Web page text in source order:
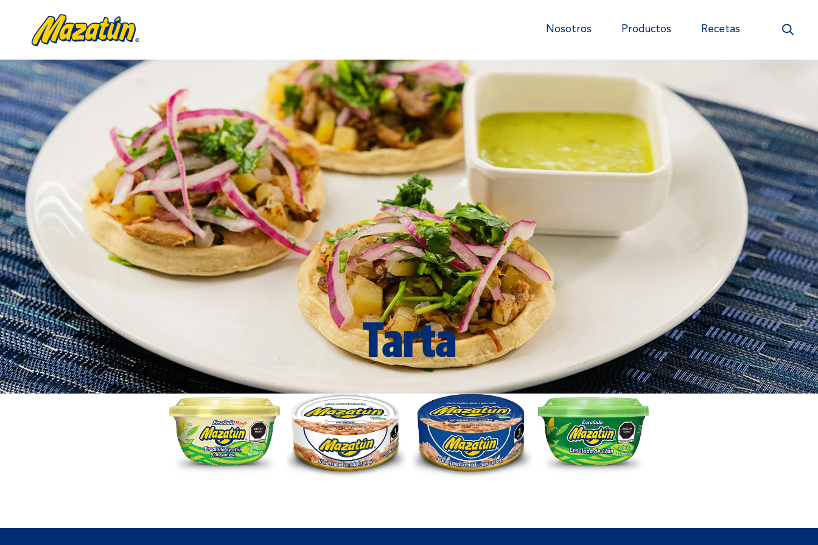
Nosotros Productos Recetas
Tarta